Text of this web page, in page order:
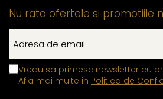
Nu rata ofertele si promotiile
Vreau sa primesc newsletter cu
Afla mai multe in Politica de